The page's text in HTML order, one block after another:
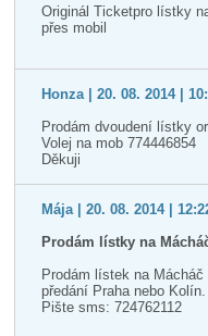
Originál Ticketpro lístky
přes mobil
Honza | 20. 08. 2014 |
Prodám dvoudení lístky
Volej na mob 774446854
Děkuji
Mája | 20. 08. 2014 |
Prodám lístky na
Prodám lístek na
předání Praha nebo Kolín.
Pište sms: 724762112